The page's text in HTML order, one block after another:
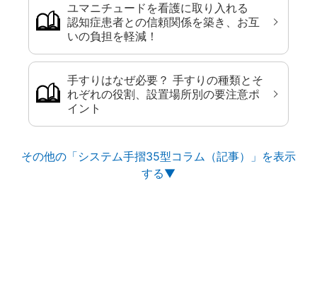
ユマニチュードを看護に取り入れる
認知症患者との信頼関係を築き、お互
いの負担を軽減！
手すりはなぜ必要？ 手すりの種類とそ
れぞれの役割、設置場所別の要注意ポ
イント
その他の「システム手摺35型コラム（記事）」を